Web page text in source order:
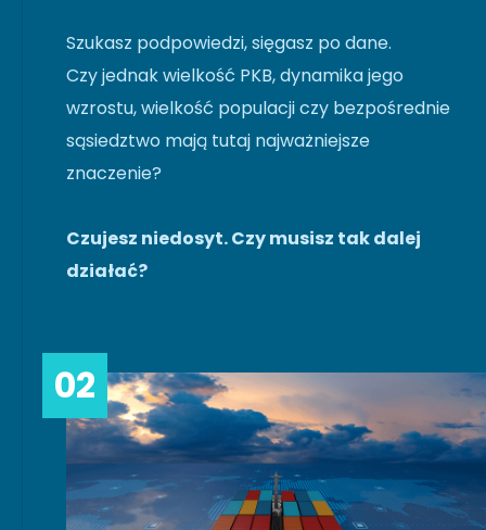
Szukasz podpowiedzi, sięgasz po dane.
Czy jednak wielkość PKB, dynamika jego
wzrostu, wielkość populacji czy bezpośrednie
sąsiedztwo mają tutaj najważniejsze
znaczenie?
Czujesz niedosyt. Czy musisz tak dalej
działać?
02